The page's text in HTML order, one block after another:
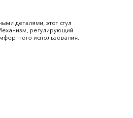
деталями, этот стул
регулирующий
использования.